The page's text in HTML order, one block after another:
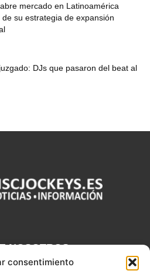
consentimiento
mercado en Latinoamérica
su estrategia de expansión
DJs que pasaron del beat al
NOSOTROS